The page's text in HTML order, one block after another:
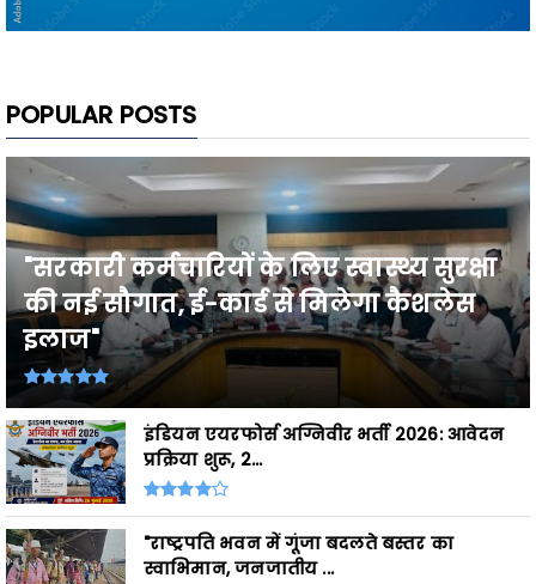
POPULAR POSTS
"सरकारी कर्मचारियों के लिए स्वास्थ्य सुरक्षा
की नई सौगात, ई-कार्ड से मिलेगा कैशलेस
इलाज"
इंडियन एयरफोर्स अग्निवीर भर्ती 2026: आवेदन
प्रक्रिया शुरू, 2...
"राष्ट्रपति भवन में गूंजा बदलते बस्तर का
स्वाभिमान, जनजातीय ...